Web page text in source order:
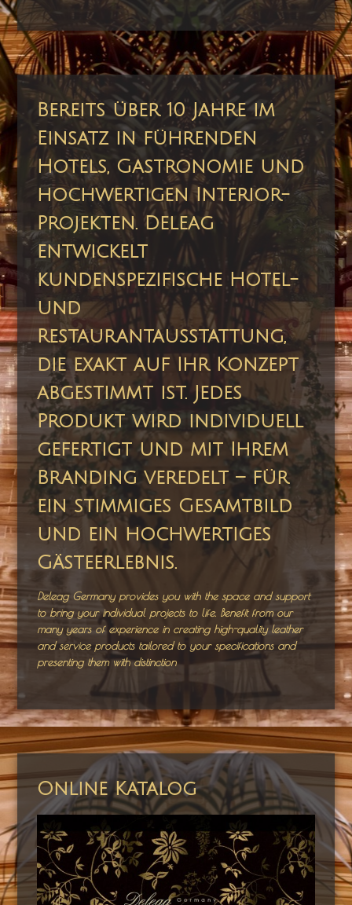
Bereits über 10 Jahre im
Einsatz in führenden
Hotels, Gastronomie und
hochwertigen Interior-
Projekten. Deleag
entwickelt
kundenspezifische Hotel-
und
Restaurantausstattung,
die exakt auf Ihr Konzept
abgestimmt ist. Jedes
Produkt wird individuell
gefertigt und mit Ihrem
Branding veredelt – für
ein stimmiges Gesamtbild
und ein hochwertiges
Gästeerlebnis.
Deleag Germany provides you with the space and support
to bring your individual projects to life. Benefit from our
many years of experience in creating high-quality leather
and service products tailored to your specifications and
presenting them with distinction
Online Katalog